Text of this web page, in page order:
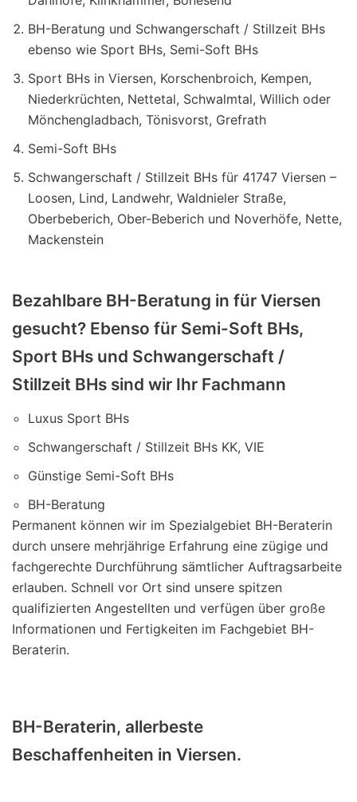
BH-Beratung und Schwangerschaft / Stillzeit BHs
ebenso wie Sport BHs, Semi-Soft BHs
Sport BHs in Viersen, Korschenbroich, Kempen,
Niederkrüchten, Nettetal, Schwalmtal, Willich oder
Mönchengladbach, Tönisvorst, Grefrath
Semi-Soft BHs
Schwangerschaft / Stillzeit BHs für 41747 Viersen –
Loosen, Lind, Landwehr, Waldnieler Straße,
Oberbeberich, Ober-Beberich und Noverhöfe, Nette,
Mackenstein
Bezahlbare BH-Beratung in für Viersen
gesucht? Ebenso für Semi-Soft BHs,
Sport BHs und Schwangerschaft /
Stillzeit BHs sind wir Ihr Fachmann
Luxus Sport BHs
Schwangerschaft / Stillzeit BHs KK, VIE
Günstige Semi-Soft BHs
BH-Beratung
Permanent können wir im Spezialgebiet BH-Beraterin
durch unsere mehrjährige Erfahrung eine zügige und
fachgerechte Durchführung sämtlicher Auftragsarbeite
erlauben. Schnell vor Ort sind unsere spitzen
qualifizierten Angestellten und verfügen über große
Informationen und Fertigkeiten im Fachgebiet BH-
Beraterin.
BH-Beraterin, allerbeste
Beschaffenheiten in Viersen.